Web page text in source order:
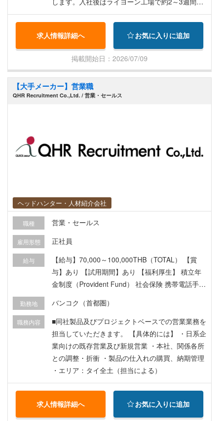
研修を実施するため、製品知識や製造工程をしっ
かり学んだ上で営業活動をスタートできます。 働
く魅力 ・紹介案件が多く、飛び込み営業が少ない
環境 ・海外出張を通じて東南アジア市場での営業
経験を積める ・将来的に駐在員への切り替えチャ
ンスがあり、長期的なキャリア形成が可能 主な仕
事内容 ・既存顧客へのフォロー営業 ・紹介を中心
とした新規顧客への営業活動 ・日系企業、ローカ
など）
求人情報詳細へ お気に入りに追加
掲載開始日：2026/07/09
【大手メーカー】営業職
QHR Recruitment Co.,Ltd. / 営業・セールス
ヘッドハンター・人材紹介会社
職種 営業・セールス
雇用形態 正社員
給与
【給与】70,000～100,000THB（TOTAL） 【賞
与】あり 【試用期間】あり 【福利厚生】 積立年
金制度（Provident Fund） 社会保険 携帯電話手当
勤務地 バンコク（首都圏）
職務内容
■同社製品及びプロジェクトベースでの営業業務を
担当していただきます。 【具体的には】 ・日系企
業向けの既存営業及び新規営業 ・本社、関係各所
との調整・折衝 ・製品の仕入れの購買、納期管理
・エリア：タイ全土（担当による）
求人情報詳細へ お気に入りに追加